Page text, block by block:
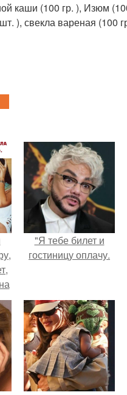
каши (100 гр. ), Изюм
), свекла вареная (100
"Я тебе билет и
гостиницу оплачу.